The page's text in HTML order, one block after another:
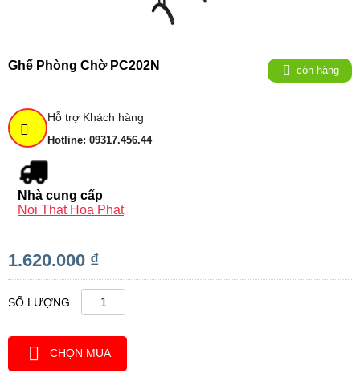
Ghế Phòng Chờ PC202N còn hàng
Hỗ trợ Khách hàng
Hotline: 09317.456.44
Nhà cung cấp
Noi That Hoa Phat
1.620.000 ₫
SỐ LƯỢNG
CHỌN MUA